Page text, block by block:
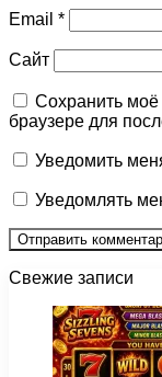
Email *
Сайт
Сохранить моё
браузере для
Уведомить
Уведомлять
Свежие записи